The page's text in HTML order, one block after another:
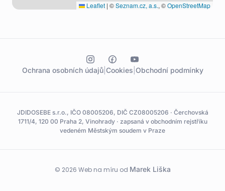
Leaflet | ©Seznam.cz, a.s., ©OpenStreetMap
Ochrana osobních údajů| Cookies Obchodní podmínky
JDIDOSEBE s.r.o., IČO 08005206, DIČ CZ08005206 · Čerchovská
1711/4, 120 00 Praha 2, Vinohrady · zapsaná v obchodním rejstříku
vedeném Městským soudem v Praze
© 2026 Web na míru od Marek Liška